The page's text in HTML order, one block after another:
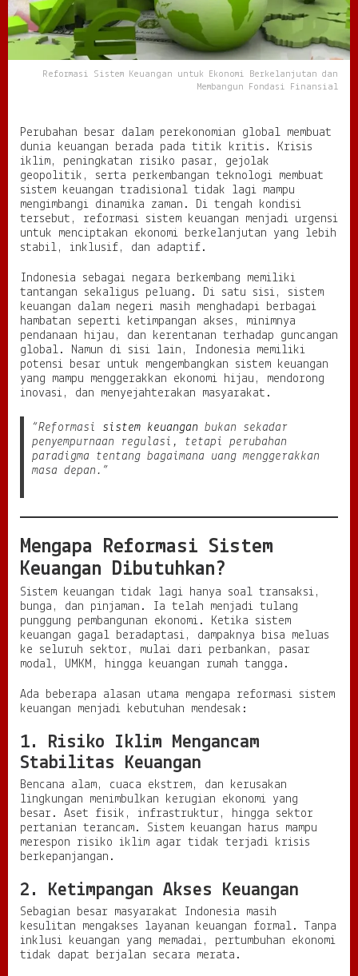
a
n
u
n
t
k
o
n
m
i
B
n
j
n
M
e
n
u
n
F
o
n
d
a
i
n
s
i
l
Reformasi Sistem Keuangan untuk Ekonomi Berkelanjutan dan
Membangun Fondasi Finansial
Perubahan besar dalam perekonomian global membuat
dunia keuangan berada pada titik kritis. Krisis
iklim, peningkatan risiko pasar, gejolak
geopolitik, serta perkembangan teknologi membuat
sistem keuangan tradisional tidak lagi mampu
mengimbangi dinamika zaman. Di tengah kondisi
tersebut, reformasi sistem keuangan menjadi urgensi
untuk menciptakan ekonomi berkelanjutan yang lebih
stabil, inklusif, dan adaptif.
Indonesia sebagai negara berkembang memiliki
tantangan sekaligus peluang. Di satu sisi, sistem
keuangan dalam negeri masih menghadapi berbagai
hambatan seperti ketimpangan akses, minimnya
pendanaan hijau, dan kerentanan terhadap guncangan
global. Namun di sisi lain, Indonesia memiliki
potensi besar untuk mengembangkan sistem keuangan
yang mampu menggerakkan ekonomi hijau, mendorong
inovasi, dan menyejahterakan masyarakat.
“Reformasi sistem keuangan bukan sekadar
penyempurnaan regulasi, tetapi perubahan
paradigma tentang bagaimana uang menggerakkan
masa depan.”
Mengapa Reformasi Sistem
Keuangan Dibutuhkan?
Sistem keuangan tidak lagi hanya soal transaksi,
bunga, dan pinjaman. Ia telah menjadi tulang
punggung pembangunan ekonomi. Ketika sistem
keuangan gagal beradaptasi, dampaknya bisa meluas
ke seluruh sektor, mulai dari perbankan, pasar
modal, UMKM, hingga keuangan rumah tangga.
Ada beberapa alasan utama mengapa reformasi sistem
keuangan menjadi kebutuhan mendesak:
1. Risiko Iklim Mengancam
Stabilitas Keuangan
Bencana alam, cuaca ekstrem, dan kerusakan
lingkungan menimbulkan kerugian ekonomi yang
besar. Aset fisik, infrastruktur, hingga sektor
pertanian terancam. Sistem keuangan harus mampu
merespon risiko iklim agar tidak terjadi krisis
berkepanjangan.
2. Ketimpangan Akses Keuangan
Sebagian besar masyarakat Indonesia masih
kesulitan mengakses layanan keuangan formal. Tanpa
inklusi keuangan yang memadai, pertumbuhan ekonomi
tidak dapat berjalan secara merata.